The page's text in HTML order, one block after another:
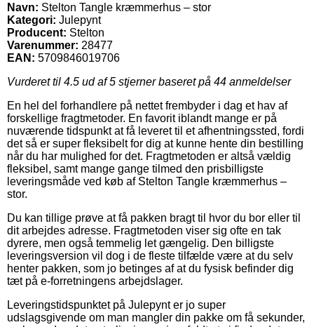
Navn: Stelton Tangle kræmmerhus – stor
Kategori: Julepynt
Producent: Stelton
Varenummer: 28477
EAN: 5709846019706
Vurderet til 4.5 ud af 5 stjerner baseret på 44 anmeldelser
En hel del forhandlere på nettet frembyder i dag et hav af
forskellige fragtmetoder. En favorit iblandt mange er på
nuværende tidspunkt at få leveret til et afhentningssted, fordi
det så er super fleksibelt for dig at kunne hente din bestilling
når du har mulighed for det. Fragtmetoden er altså vældig
fleksibel, samt mange gange tilmed den prisbilligste
leveringsmåde ved køb af Stelton Tangle kræmmerhus –
stor.
Du kan tillige prøve at få pakken bragt til hvor du bor eller til
dit arbejdes adresse. Fragtmetoden viser sig ofte en tak
dyrere, men også temmelig let gængelig. Den billigste
leveringsversion vil dog i de fleste tilfælde være at du selv
henter pakken, som jo betinges af at du fysisk befinder dig
tæt på e-forretningens arbejdslager.
Leveringstidspunktet på Julepynt er jo super
udslagsgivende om man mangler din pakke om få sekunder,